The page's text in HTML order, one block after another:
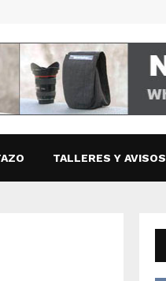
TALLERES Y AVISOS